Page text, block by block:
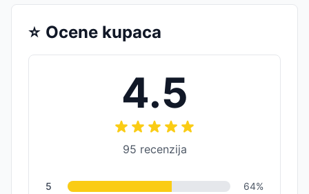
⭐ Ocene kupaca
4.5
95 recenzija
5 64%